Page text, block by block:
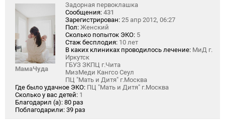
МамаЧуда
Задорная первоклашка
Сообщения: 431
Зарегистрирован: 25 апр 2012, 06:27
Пол: Женский
Сколько попыток ЭКО: 5
Стаж бесплодия: 10 лет
В каких клиниках проводилось лечение: МиД г.
Иркутск
ГБУЗ ЗКПЦ г.Чита
МизМеди Кангсо Сеул
ПЦ "Мать и Дитя" г.Москва
Где было удачное ЭКО: ПЦ "Мать и Дитя" г.Москва
Сколько у вас детей: 1
Благодарил (а): 80 раз
Поблагодарили: 39 раз